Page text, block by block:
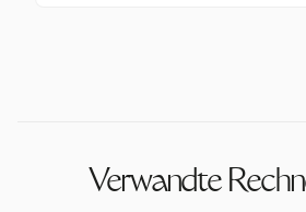
Verwandte